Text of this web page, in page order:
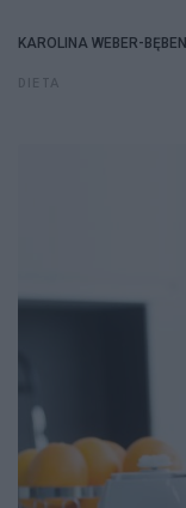
KAROLINA WEBER-BĘBEN